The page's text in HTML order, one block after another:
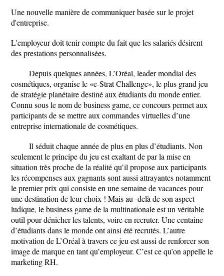
Une nouvelle manière de communiquer basée sur le projet
d'entreprise.
L'employeur doit tenir compte du fait que les salariés désirent
des prestations personnalisées.
Depuis quelques années, L’Oréal, leader mondial des
cosmétiques, organise le «e-Strat Challenge», le plus grand jeu
de stratégie planétaire destiné aux étudiants du monde entier.
Connu sous le nom de business game, ce concours permet aux
participants de se mettre aux commandes virtuelles d’une
entreprise internationale de cosmétiques.
Il séduit chaque année de plus en plus d’étudiants. Non
seulement le principe du jeu est exaltant de par la mise en
situation très proche de la réalité qu’il propose aux participants
les récompenses aux gagnants sont aussi attrayantes notamment
le premier prix qui consiste en une semaine de vacances pour
une destination de leur choix ! Mais au -delà de son aspect
ludique, le business game de la multinationale est un véritable
outil pour dénicher les talents, voire en recruter. Une centaine
d’étudiants dans le monde ont ainsi été recrutés. L’autre
motivation de L’Oréal à travers ce jeu est aussi de renforcer son
image de marque en tant qu’employeur. C’est ce qu’on appelle le
marketing RH.